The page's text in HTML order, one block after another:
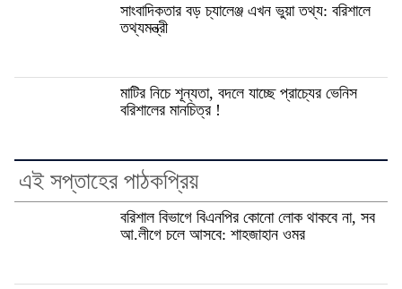
সাংবাদিকতার বড় চ্যালেঞ্জ এখন ভুয়া তথ্য: বরিশালে
তথ্যমন্ত্রী
মাটির নিচে শূন্যতা, বদলে যাচ্ছে প্রাচ্যের ভেনিস
বরিশালের মানচিত্র !
এই সপ্তাহের পাঠকপ্রিয়
বরিশাল বিভাগে বিএনপির কোনো লোক থাকবে না, সব
আ.লীগে চলে আসবে: শাহজাহান ওমর